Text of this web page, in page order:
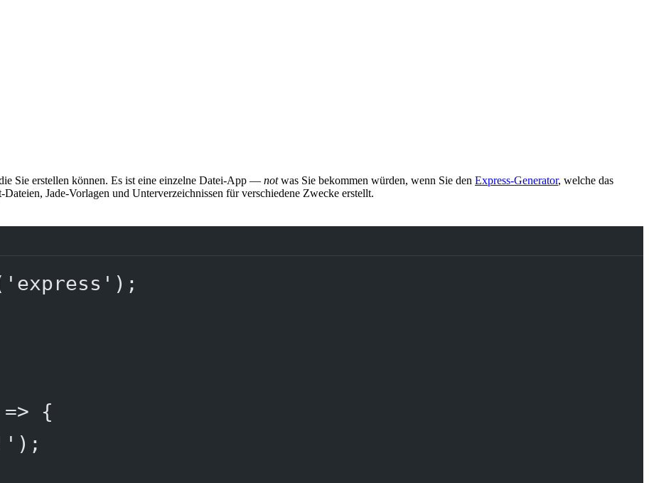
Sie erstellen können. Es ist eine einzelne Datei-App — notwas Sie bekommen würden, wenn Sie den Express-Generator, welche das
Jade-Vorlagen und Unterverzeichnissen für verschiedene Zwecke erstellt.
'express' );
=> {
);